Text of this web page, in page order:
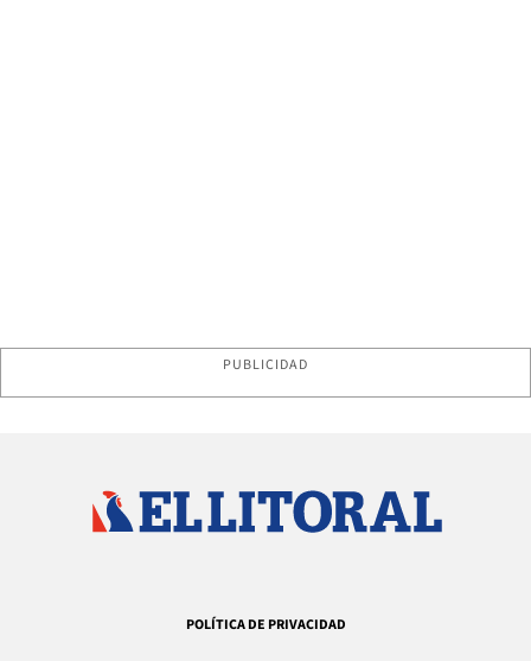
PUBLICIDAD
POLÍTICA DE PRIVACIDAD